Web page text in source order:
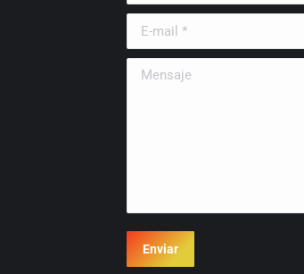
E-mail *
Mensaje
Enviar